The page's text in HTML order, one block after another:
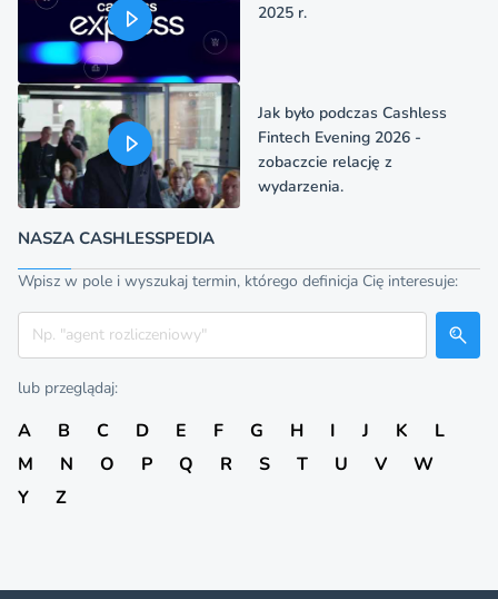
2025 r.
Jak było podczas Cashless
Fintech Evening 2026 -
zobaczcie relację z
wydarzenia.
NASZA CASHLESSPEDIA
Wpisz w pole i wyszukaj termin, którego definicja Cię interesuje:
Szukaj
lub przeglądaj:
A B C D E F G H I J K
L
M
N O P Q R S T U V
W
Y
Z